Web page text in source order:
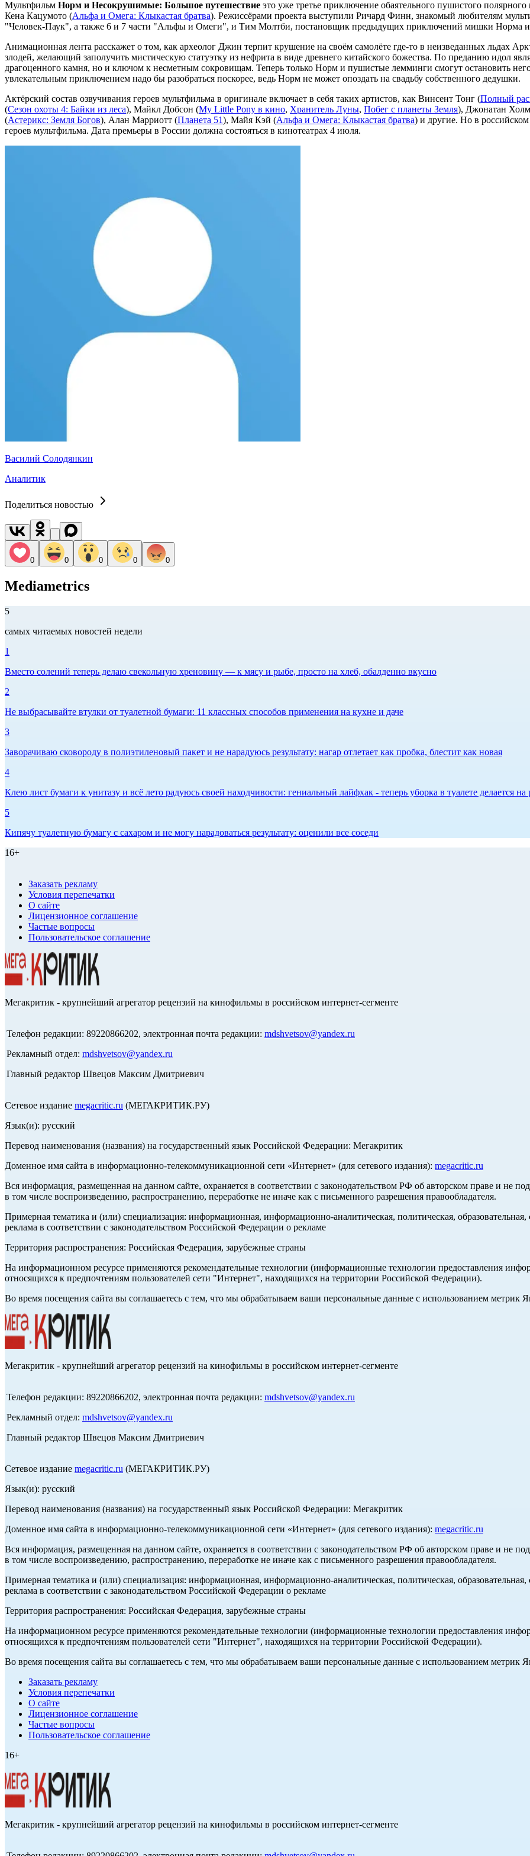
Мультфильм Норм и Несокрушимые: Большое путешествие это уже третье приключение обаятельного пушистого
Кена Кацумото (Альфа и Омега: Клыкастая братва). Режиссёрами проекта выступили Ричард Финн, знакомый любителям
"Человек-Паук", а также 6 и 7 части "Альфы и Омеги", и Тим Молтби, постановщик предыдущих приключений мишки Норма
Анимационная лента расскажет о том, как археолог Джин терпит крушение на своём самолёте где-то в неизведанных льдах
злодей, желающий заполучить мистическую статуэтку из нефрита в виде древнего китайского божества. По преданию идол
драгоценного камня, но и ключом к несметным сокровищам. Теперь только Норм и пушистые лемминги смогут остановить
увлекательным приключением надо бы разобраться поскорее, ведь Норм не может опоздать на свадьбу собственного дедушки.
Актёрский состав озвучивания героев мультфильма в оригинале включает в себя таких артистов, как Винсент Тонг (Полный
(Сезон охоты 4: Байки из леса), Майкл Добсон (My Little Pony в кино, Хранитель Луны, Побег с планеты Земля), Джонатан
(Астерикс: Земля Богов), Алан Марриотт (Планета 51), Майя Кэй (Альфа и Омега: Клыкастая братва) и другие. Но в
героев мультфильма. Дата премьеры в России должна состояться в кинотеатрах 4 июля.
Василий Солодянкин
Аналитик
Поделиться новостью
0 0 0 0 0
Mediametrics
5
самых читаемых новостей недели
1
Вместо солений теперь делаю свекольную хреновину — к мясу и рыбе, просто на хлеб, обалденно вкусно
2
Не выбрасывайте втулки от туалетной бумаги: 11 классных способов применения на кухне и даче
3
Заворачиваю сковороду в полиэтиленовый пакет и не нарадуюсь результату: нагар отлетает как пробка, блестит как новая
4
Клею лист бумаги к унитазу и всё лето радуюсь своей находчивости: гениальный лайфхак - теперь уборка в туалете делается на
5
Кипячу туалетную бумагу с сахаром и не могу нарадоваться результату: оценили все соседи
16+
Заказать рекламу
Условия перепечатки
О сайте
Лицензионное соглашение
Частые вопросы
Пользовательское соглашение
Мегакритик - крупнейший агрегатор рецензий на кинофильмы в российском интернет-сегменте
Телефон редакции: 89220866202, электронная почта редакции: mdshvetsov@yandex.ru
Рекламный отдел: mdshvetsov@yandex.ru
Главный редактор Швецов Максим Дмитриевич
Сетевое издание megacritic.ru (МЕГАКРИТИК.РУ)
Язык(и): русский
Перевод наименования (названия) на государственный язык Российской Федерации: Мегакритик
Доменное имя сайта в информационно-телекоммуникационной сети «Интернет» (для сетевого издания): megacritic.ru
Вся информация, размещенная на данном сайте, охраняется в соответствии с законодательством РФ об авторском праве и не
в том числе воспроизведению, распространению, переработке не иначе как с письменного разрешения правообладателя.
Примерная тематика и (или) специализация: информационная, информационно-аналитическая, политическая, образовательная,
реклама в соответствии с законодательством Российской Федерации о рекламе
Территория распространения: Российская Федерация, зарубежные страны
На информационном ресурсе применяются рекомендательные технологии (информационные технологии предоставления
относящихся к предпочтениям пользователей сети "Интернет", находящихся на территории Российской Федерации).
Во время посещения сайта вы соглашаетесь с тем, что мы обрабатываем ваши персональные данные с использованием метрик
Мегакритик - крупнейший агрегатор рецензий на кинофильмы в российском интернет-сегменте
Телефон редакции: 89220866202, электронная почта редакции: mdshvetsov@yandex.ru
Рекламный отдел: mdshvetsov@yandex.ru
Главный редактор Швецов Максим Дмитриевич
Сетевое издание megacritic.ru (МЕГАКРИТИК.РУ)
Язык(и): русский
Перевод наименования (названия) на государственный язык Российской Федерации: Мегакритик
Доменное имя сайта в информационно-телекоммуникационной сети «Интернет» (для сетевого издания): megacritic.ru
Вся информация, размещенная на данном сайте, охраняется в соответствии с законодательством РФ об авторском праве и не
в том числе воспроизведению, распространению, переработке не иначе как с письменного разрешения правообладателя.
Примерная тематика и (или) специализация: информационная, информационно-аналитическая, политическая, образовательная,
реклама в соответствии с законодательством Российской Федерации о рекламе
Территория распространения: Российская Федерация, зарубежные страны
На информационном ресурсе применяются рекомендательные технологии (информационные технологии предоставления
относящихся к предпочтениям пользователей сети "Интернет", находящихся на территории Российской Федерации).
Во время посещения сайта вы соглашаетесь с тем, что мы обрабатываем ваши персональные данные с использованием метрик
Заказать рекламу
Условия перепечатки
О сайте
Лицензионное соглашение
Частые вопросы
Пользовательское соглашение
16+
Мегакритик - крупнейший агрегатор рецензий на кинофильмы в российском интернет-сегменте